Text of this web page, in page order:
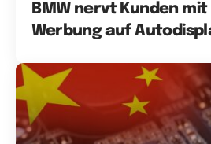
BMW nervt Kunden
Werbung auf